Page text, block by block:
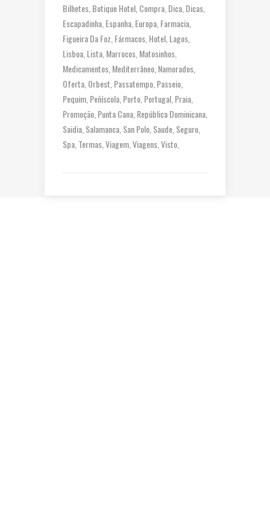
Bilhetes Botique Hotel Compra Dica Dicas
Escapadinha Espanha Europa Farmacia
Figueira Da Foz Fármacos Hotel Lagos
Lisboa Lista Marrocos Matosinhos
Medicamentos Mediterrâneo Namorados
Oferta Orbest Passatempo Passeio
Pequim Peñíscola Porto Portugal Praia
Promoção Punta Cana República Dominicana
Saidia Salamanca San Polo Saude Seguro
Spa Termas Viagem Viagens Visto